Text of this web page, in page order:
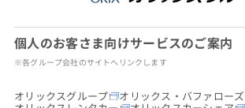
個人のお客さま向けサービスのご案内
※各グループ会社のサイトへリンクします
オリックスグループ オリックス・バファローズ